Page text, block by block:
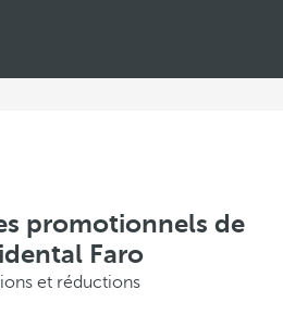
promotionnels de
Faro
et réductions